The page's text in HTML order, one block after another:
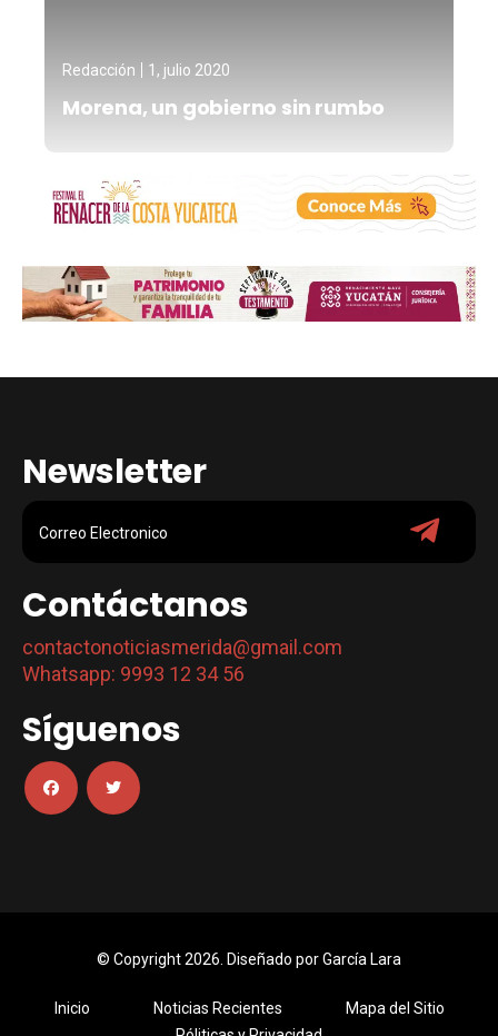
Redacción 1, julio 2020
Morena, un gobierno sin rumbo
Newsletter
Contáctanos
contactonoticiasmerida@gmail.com
Whatsapp: 9993 12 34 56
Síguenos
© Copyright 2026. Diseñado porGarcía Lara
Inicio Noticias Recientes
Mapa del Sitio